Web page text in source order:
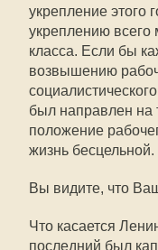
укрепление этого
укреплению всего
класса. Если бы
возвышению
был направлен на
положение
жизнь бесцельной.
Вы видите, что
Что касается
последний был